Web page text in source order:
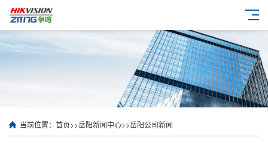
当前位置： 首页>>岳阳新闻中心>>岳阳公司新闻